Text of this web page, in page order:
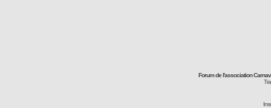
Forum de l'association